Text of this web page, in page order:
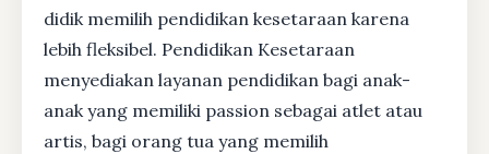
didik memilih pendidikan kesetaraan karena
lebih fleksibel. Pendidikan Kesetaraan
menyediakan layanan pendidikan bagi anak-
anak yang memiliki passion sebagai atlet atau
artis, bagi orang tua yang memilih